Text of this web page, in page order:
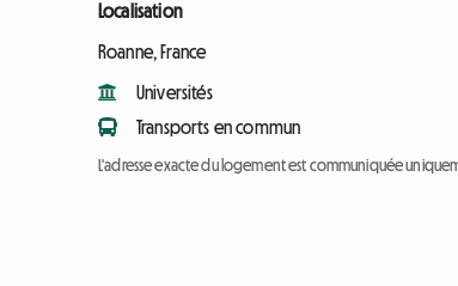
Localisation
Roanne, France
Universités
Transports en commun
L'adresse exacte du logement est communiquée